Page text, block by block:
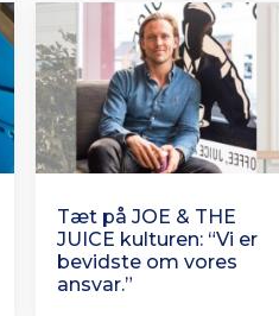
Tæt på JOE & THE
JUICE kulturen: “Vi er
bevidste om vores
ansvar.”